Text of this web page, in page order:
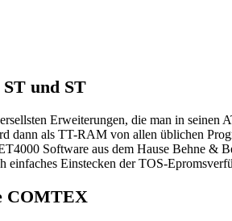
und ST
Erweiterungen, die man in
dann als TT-RAM von allen üblichen
Software aus dem Hause Behne &
einfaches Einstecken der TOS-
COMTEX